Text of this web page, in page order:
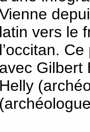
latin vers le
l’occitan.
avec Gilbert
Helly